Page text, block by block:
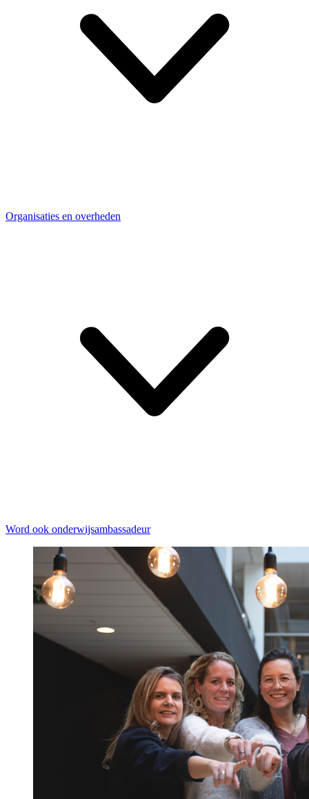
Organisaties en overheden
Word ook onderwijsambassadeur